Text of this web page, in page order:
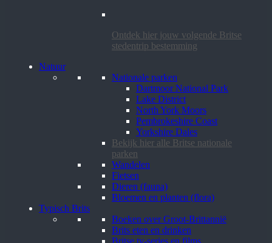
Ontdek hier jouw volgende Britse
stedentrip bestemming
Natuur
Nationale parken
Dartmoor National Park
Lake District
North York Moors
Pembrokeshire Coast
Yorkshire Dales
Bekijk hier alle Britse nationale
parken
Wandelen
Fietsen
Dieren (fauna)
Bloemen en planten (flora)
Typisch Brits
Boeken over Groot-Brittannië
Brits eten en drinken